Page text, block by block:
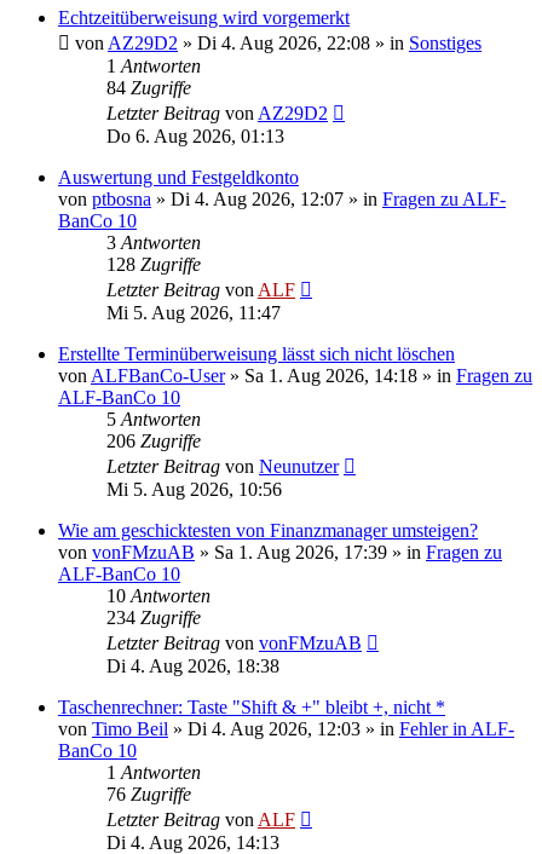
Echtzeitüberweisung wird vorgemerkt
von AZ29D2 » Di 4. Aug 2026, 22:08 » in Sonstiges
1 Antworten
84 Zugriffe
Letzter Beitrag von AZ29D2
Do 6. Aug 2026, 01:13
Auswertung und Festgeldkonto
von ptbosna » Di 4. Aug 2026, 12:07 » in Fragen zu ALF-
BanCo 10
3 Antworten
128 Zugriffe
Letzter Beitrag von ALF
Mi 5. Aug 2026, 11:47
Erstellte Terminüberweisung lässt sich nicht löschen
von ALFBanCo-User» Sa 1. Aug 2026, 14:18 » in Fragen zu
ALF-BanCo 10
5 Antworten
206 Zugriffe
Letzter Beitrag von Neunutzer
Mi 5. Aug 2026, 10:56
Wie am geschicktesten von Finanzmanager umsteigen?
von vonFMzuAB » Sa 1. Aug 2026, 17:39 » in Fragen zu
ALF-BanCo 10
10 Antworten
234 Zugriffe
Letzter Beitrag von vonFMzuAB
Di 4. Aug 2026, 18:38
Taschenrechner: Taste "Shift & +" bleibt +, nicht *
von Timo Beil » Di 4. Aug 2026, 12:03 » in Fehler in ALF-
BanCo 10
1 Antworten
76 Zugriffe
Letzter Beitrag von ALF
Di 4. Aug 2026, 14:13